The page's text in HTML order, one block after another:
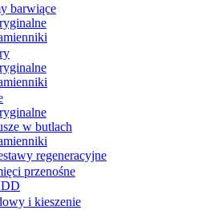
barwiące
w butlach
regeneracyjne
przenośne
i kieszenie